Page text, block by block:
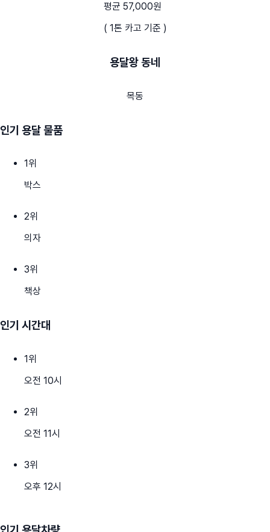
평균 57,000원
( 1톤 카고 기준 )
용달왕 동네
목동
인기 용달 물품
1위
박스
2위
의자
3위
책상
인기 시간대
1위
오전 10시
2위
오전 11시
3위
오후 12시